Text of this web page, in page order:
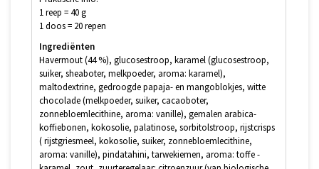
1 reep = 40 g
1 doos = 20 repen
Ingrediënten
Havermout (44 %), glucosestroop, karamel (glucosestroop,
suiker, sheaboter, melkpoeder, aroma: karamel),
maltodextrine, gedroogde papaja- en mangoblokjes, witte
chocolade (melkpoeder, suiker, cacaoboter,
zonnebloemlecithine, aroma: vanille), gemalen arabica-
koffiebonen, kokosolie, palatinose, sorbitolstroop, rijstcrisps
( rijstgriesmeel, kokosolie, suiker, zonnebloemlecithine,
aroma: vanille), pindatahini, tarwekiemen, aroma: toffe -